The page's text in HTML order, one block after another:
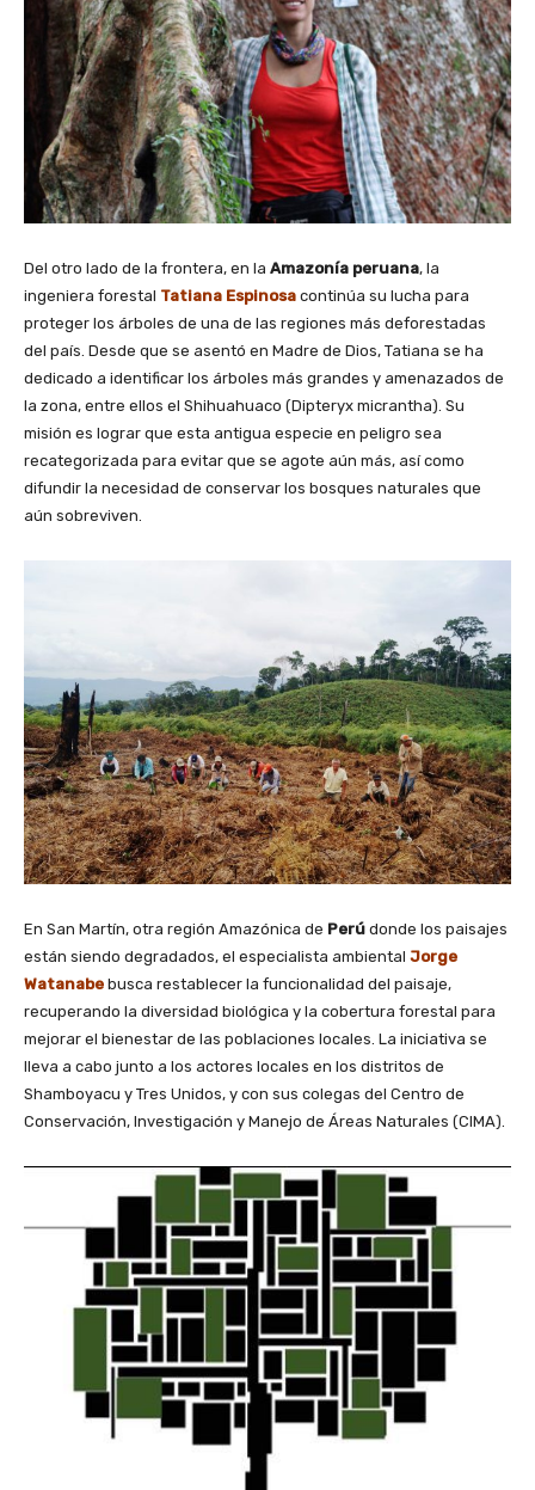
Del otro lado de la frontera, en la Amazonía peruana, la
ingeniera forestal Tatiana Espinosa continúa su lucha para
proteger los árboles de una de las regiones más deforestadas
del país. Desde que se asentó en Madre de Dios, Tatiana se ha
dedicado a identificar los árboles más grandes y amenazados de
la zona, entre ellos el Shihuahuaco (Dipteryx micrantha). Su
misión es lograr que esta antigua especie en peligro sea
recategorizada para evitar que se agote aún más, así como
difundir la necesidad de conservar los bosques naturales que
aún sobreviven.
En San Martín, otra región Amazónica de Perú donde los paisajes
están siendo degradados, el especialista ambiental Jorge
Watanabe busca restablecer la funcionalidad del paisaje,
recuperando la diversidad biológica y la cobertura forestal para
mejorar el bienestar de las poblaciones locales. La iniciativa se
lleva a cabo junto a los actores locales en los distritos de
Shamboyacu y Tres Unidos, y con sus colegas del Centro de
Conservación, Investigación y Manejo de Áreas Naturales (CIMA).